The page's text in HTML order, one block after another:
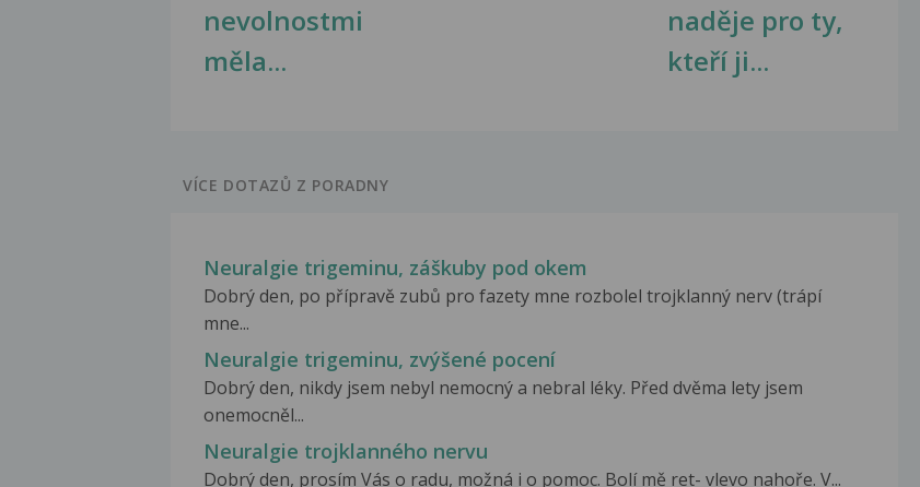
nevolnostmi
měla...
naděje pro ty,
kteří ji...
VÍCE DOTAZŮ Z PORADNY
Neuralgie trigeminu, záškuby pod okem
Dobrý den, po přípravě zubů pro fazety mne rozbolel trojklanný nerv (trápí
mne...
Neuralgie trigeminu, zvýšené pocení
Dobrý den, nikdy jsem nebyl nemocný a nebral léky. Před dvěma lety jsem
onemocněl...
Neuralgie trojklanného nervu
Dobrý den, prosím Vás o radu, možná i o pomoc. Bolí mě ret- vlevo nahoře. V...